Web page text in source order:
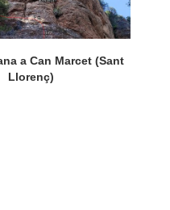
a Can Marcet (Sant
Llorenç)